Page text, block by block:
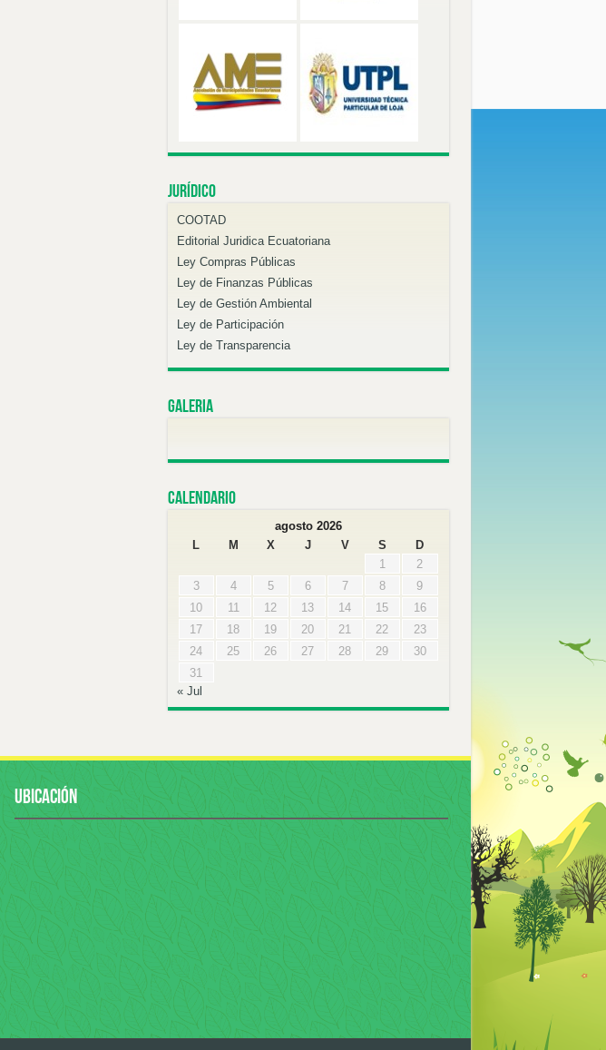
Jurídico
COOTAD
Editorial Juridica Ecuatoriana
Ley Compras Públicas
Ley de Finanzas Públicas
Ley de Gestión Ambiental
Ley de Participación
Ley de Transparencia
Galeria
Calendario
agosto 2026
L
M X J V S
D
1
2
3
4 5 6 7 8
9
10
11 12 13 14 15
16
17
18 19 20 21 22
23
24
25 26 27 28 29
30
31
« Jul
UBICACIÓN